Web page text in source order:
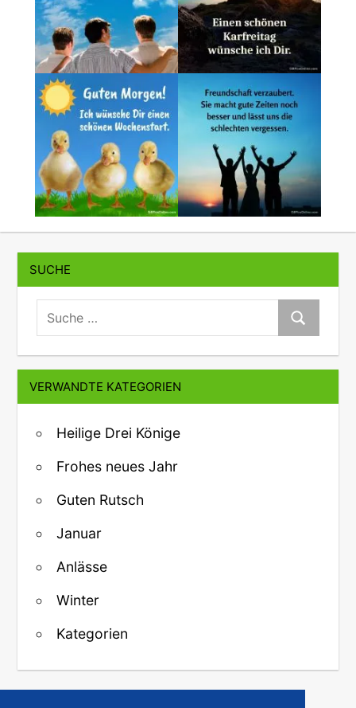
SUCHE
suche:
Suche
VERWANDTE KATEGORIEN
Heilige Drei Könige
Frohes neues Jahr
Guten Rutsch
Januar
Anlässe
Winter
Kategorien
↑ Zurück zum Anfang